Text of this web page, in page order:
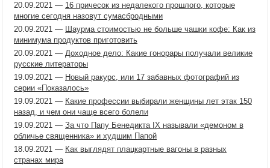
20.09.2021 — 16 причесок из недалекого прошлого, которые
многие сегодня назовут сумасбродными
20.09.2021 — Шаурма стоимостью не больше чашки кофе: Как из
минимума продуктов приготовить
20.09.2021 — Доходное дело: Какие гонорары получали великие
русские литераторы
19.09.2021 — Новый ракурс, или 17 забавных фотографий из
серии «Показалось»
19.09.2021 — Какие профессии выбирали женщины лет этак 150
назад, и чем они чаще всего болели
19.09.2021 — За что Папу Бенедикта IX называли «демоном в
обличье священника» и худшим Папой
18.09.2021 — Как выглядят плацкартные вагоны в разных
странах мира